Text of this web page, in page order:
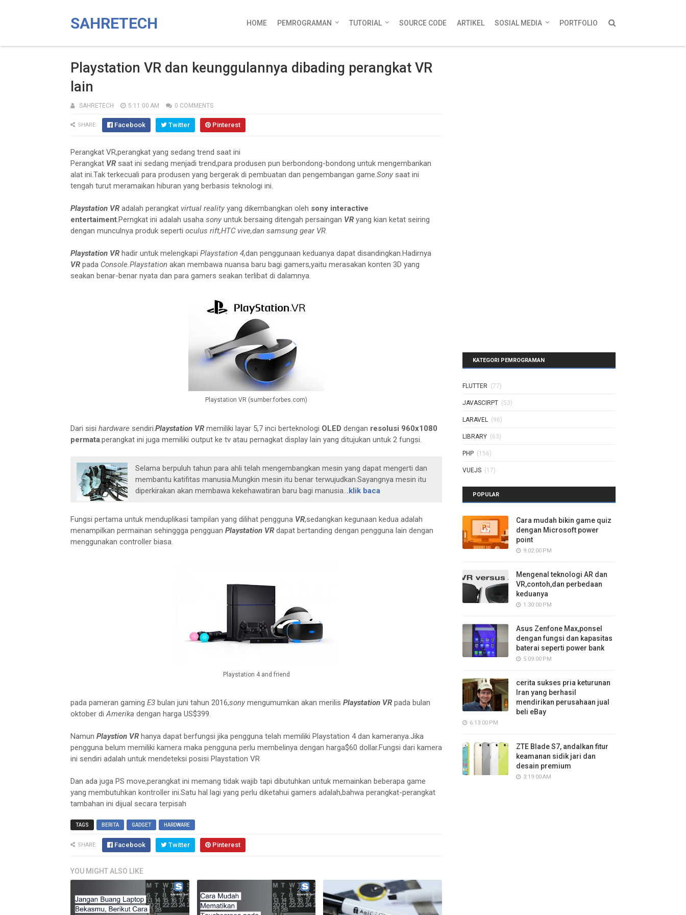
SAHRETECH HOME PEMROGRAMAN TUTORIAL SOURCE CODE ARTIKEL SOSIAL MEDIA PORTFOLIO
Playstation VR dan keunggulannya dibading perangkat VR
lain
SAHRETECH 5:11:00 AM 0 COMMENTS
SHARE: Facebook Twitter Pinterest
Perangkat VR,perangkat yang sedang trend saat ini
Perangkat VR saat ini sedang menjadi trend,para produsen pun berbondong-bondong untuk mengembankan
alat ini.Tak terkecuali para produsen yang bergerak di pembuatan dan pengembangan game.Sony saat ini
tengah turut meramaikan hiburan yang berbasis teknologi ini.
Playstation VR adalah perangkat virtual reality yang dikembangkan oleh sony interactive
entertaiment.Perngkat ini adalah usaha sony untuk bersaing ditengah persaingan VR yang kian ketat seiring
dengan munculnya produk seperti oculus rift,HTC vive,dan samsung gear VR.
Playstation VR hadir untuk melengkapi Playstation 4,dan penggunaan keduanya dapat disandingkan.Hadirnya
VR pada Console.Playstation akan membawa nuansa baru bagi gamers,yaitu merasakan konten 3D yang
seakan benar-benar nyata dan para gamers seakan terlibat di dalamnya.
Playstation VR (sumber:forbes.com)
Dari sisi hardware sendiri. Playstation VR memiliki layar 5,7 inci berteknologi OLED dengan resolusi 960x1080
permata .perangkat ini juga memiliki output ke tv atau pernagkat display lain yang ditujukan untuk 2 fungsi.
Selama berpuluh tahun para ahli telah mengembangkan mesin yang dapat mengerti dan
membantu katifitas manusia.Mungkin mesin itu benar terwujudkan.Sayangnya mesin itu
diperkirakan akan membawa kekehawatiran baru bagi manusia.. .klik baca
Fungsi pertama untuk menduplikasi tampilan yang dilihat pengguna VR,sedangkan kegunaan kedua adalah
menampilkan permainan sehinggga pengguan Playstation VR dapat bertanding dengan pengguna lain dengan
menggunakan controller biasa.
Playstation 4 and friend
pada pameran gaming E3 bulan juni tahun 2016,sony mengumumkan akan merilis Playstation VR pada bulan
oktober diAmerika dengan harga US$399.
Namun Playstion VR hanya dapat berfungsi jika pengguna telah memiliki Playstation 4 dan kameranya.Jika
pengguna belum memiliki kamera maka pengguna perlu membelinya dengan harga$60 dollar.Fungsi dari kamera
ini sendiri adalah untuk mendeteksi posisi Playstation VR
Dan ada juga PS move,perangkat ini memang tidak wajib tapi dibutuhkan untuk memainkan beberapa game
yang membutuhkan kontroller ini.Satu hal lagi yang perlu diketahui gamers adalah,bahwa perangkat-perangkat
tambahan ini dijual secara terpisah
TAGS BERITA GADGET HARDWARE
SHARE: Facebook Twitter Pinterest
YOU MIGHT ALSO LIKE
KATEGORI PEMROGRAMAN
FLUTTER (77)
JAVASCIRPT (53)
LARAVEL (96)
LIBRARY (63)
PHP (156)
VUEJS (17)
POPULAR
Cara mudah bikin game quiz
dengan Microsoft power
point
9:02:00 PM
Mengenal teknologi AR dan
VR,contoh,dan perbedaan
keduanya
1:30:00 PM
Asus Zenfone Max,ponsel
dengan fungsi dan kapasitas
baterai seperti power bank
5:09:00 PM
cerita sukses pria keturunan
Iran yang berhasil
mendirikan perusahaan jual
beli eBay
6:13:00 PM
ZTE Blade S7, andalkan fitur
keamanan sidik jari dan
desain premium
3:19:00 AM